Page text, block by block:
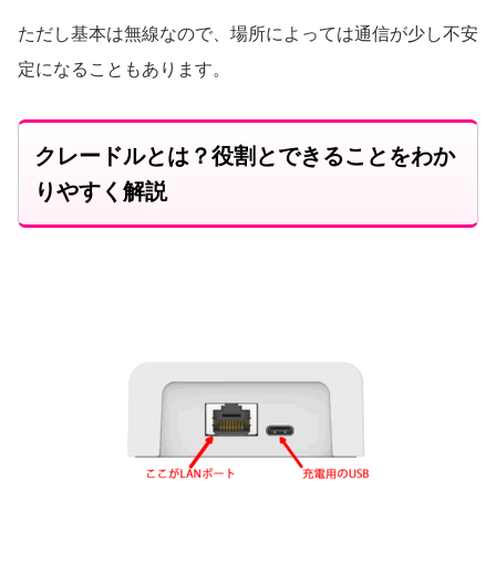
ただし基本は無線なので、場所によっては通信が少し不安
定になることもあります。
クレードルとは？役割とできることをわか
りやすく解説